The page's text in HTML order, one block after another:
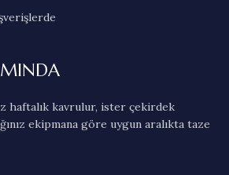
haftalık kavrulur, ister çekirdek
ekipmana göre uygun aralıkta taze